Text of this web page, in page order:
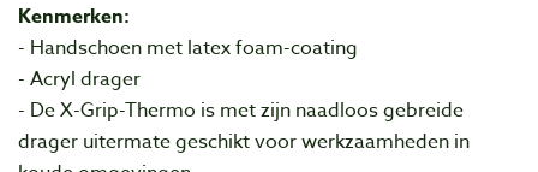
Kenmerken:
- Handschoen met latex foam-coating
- Acryl drager
- De X-Grip-Thermo is met zijn naadloos gebreide
drager uitermate geschikt voor werkzaamheden in